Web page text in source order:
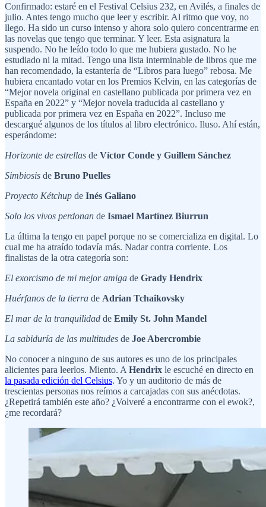
Confirmado: estaré en el Festival Celsius 232, en Avilés, a finales de
julio. Antes tengo mucho que leer y escribir. Al ritmo que voy, no
llego. Ha sido un curso intenso y ahora solo quiero concentrarme en
las novelas que tengo que terminar. Y leer. Esta asignatura la
suspendo. No he leído todo lo que me hubiera gustado. No he
estudiado ni la mitad. Tengo una lista interminable de libros que me
han recomendado, la estantería de “Libros para luego” rebosa. Me
hubiera encantado votar en los Premios Kelvin, en las categorías de
“Mejor novela original en castellano publicada por primera vez en
España en 2022” y “Mejor novela traducida al castellano y
publicada por primera vez en España en 2022”. Incluso me
descargué algunos de los títulos al libro electrónico. Iluso. Ahí están,
esperándome:
Horizonte de estrellas de Víctor Conde y Guillem Sánchez
Simbiosis de Bruno Puelles
Proyecto Kétchup de Inés Galiano
Solo los vivos perdonan de Ismael Martínez Biurrun
La última la tengo en papel porque no se comercializa en digital. Lo
cual me ha atraído todavía más. Nadar contra corriente. Los
finalistas de la otra categoría son:
El exorcismo de mi mejor amiga de Grady Hendrix
Huérfanos de la tierra de Adrian Tchaikovsky
El mar de la tranquilidad de Emily St. John Mandel
La sabiduría de las multitudes de Joe Abercrombie
No conocer a ninguno de sus autores es uno de los principales
alicientes para leerlos. Miento. A Hendrix le escuché en directo en
la pasada edición del Celsius. Yo y un auditorio de más de
trescientas personas nos reímos a carcajadas con sus anécdotas.
¿Repetirá también este año? ¿Volveré a encontrarme con el ewok?,
¿me recordará?